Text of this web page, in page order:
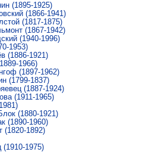
(1895-1925)
(1866-1941)
(1817-1875)
(1867-1942)
(1940-1996)
1953)
(1886-1921)
1966)
(1897-1962)
(1799-1837)
(1887-1924)
(1911-1965)
(1880-1921)
(1890-1960)
(1820-1892)
(1910-1975)